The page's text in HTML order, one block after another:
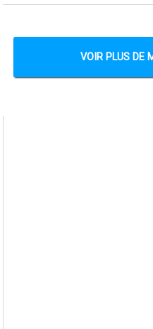
VOIR PLUS DE